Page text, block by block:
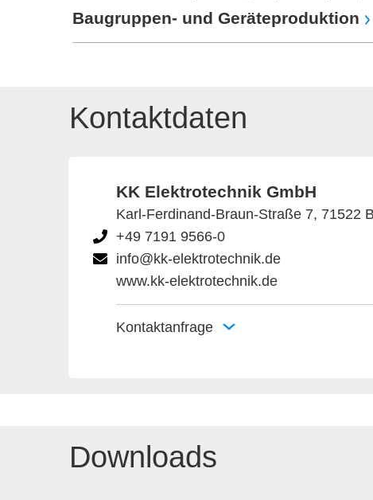
Baugruppen- und Geräteproduktion
Kontaktdaten
KK Elektrotechnik GmbH
Karl-Ferdinand-Braun-Straße 7, 71522
+49 7191 9566-0
info@kk-elektrotechnik.de
www.kk-elektrotechnik.de
Kontaktanfrage
Downloads